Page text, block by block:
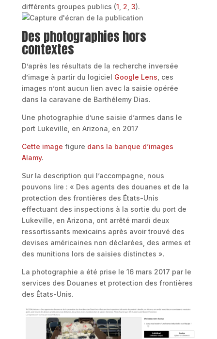
différents groupes publics (1 2 3).
Des photographies hors
contextes
D’après les résultats de la recherche inversée
d’image à partir du logiciel Google Lens , ces
images n’ont aucun lien avec la saisie opérée
dans la caravane de Barthélemy Dias.
Une photographie d’une saisie d’armes dans le
port Lukeville, en Arizona, en 2017
Cette image figure dans la banque d’images
Alamy.
Sur la description qui l’accompagne, nous
pouvons lire : « Des agents des douanes et de la
protection des frontières des États-Unis
effectuant des inspections à la sortie du port de
Lukeville, en Arizona, ont arrêté mardi deux
ressortissants mexicains après avoir trouvé des
devises américaines non déclarées, des armes et
des munitions lors de saisies distinctes ».
La photographie a été prise le 16 mars 2017 par le
services des Douanes et protection des frontières
des États-Unis.